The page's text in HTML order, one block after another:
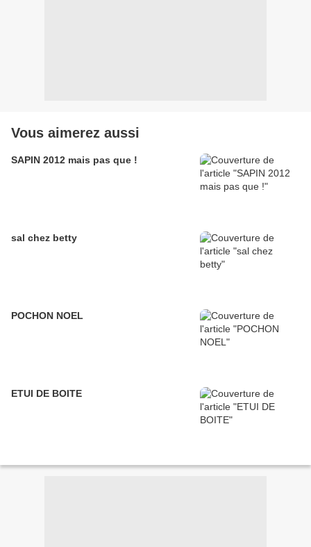
Vous aimerez aussi
SAPIN 2012 mais pas que !
sal chez betty
POCHON NOEL
ETUI DE BOITE